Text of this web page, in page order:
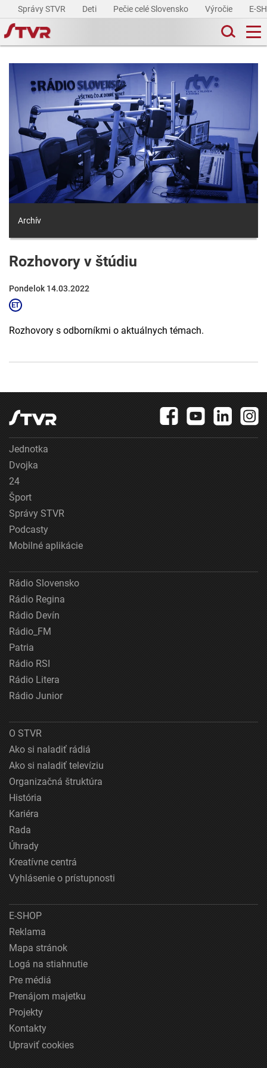
Správy STVR Deti Pečie celé Slovensko Výročie E-
Archív
Rozhovory v štúdiu
Pondelok 14.03.2022
Rozhovory s odborníkmi o aktuálnych témach.
Jednotka
Dvojka
24
Šport
Správy STVR
Podcasty
Mobilné aplikácie
Rádio Slovensko
Rádio Regina
Rádio Devín
Rádio_FM
Patria
Rádio RSI
Rádio Litera
Rádio Junior
O STVR
Ako si naladiť rádiá
Ako si naladiť televíziu
Organizačná štruktúra
História
Kariéra
Rada
Úhrady
Kreatívne centrá
Vyhlásenie o prístupnosti
E-SHOP
Reklama
Mapa stránok
Logá na stiahnutie
Pre médiá
Prenájom majetku
Projekty
Kontakty
Upraviť cookies